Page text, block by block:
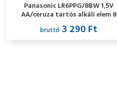
Panasonic LR6PPG/8BW 1,5V
AA/ceruza tartós alkáli elem 8
db/csomag
bruttó 3 290 Ft